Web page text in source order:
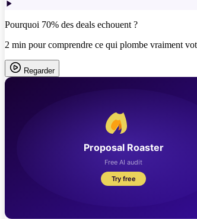
Pourquoi 70% des deals echouent ?
2 min pour comprendre ce qui plombe vraiment
Regarder